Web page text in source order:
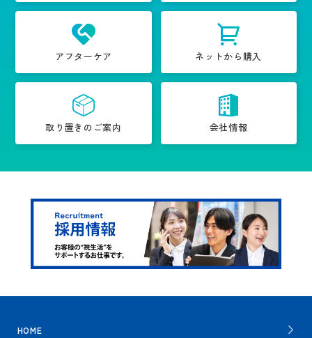
アフターケア ネットから購入
取り置きのご案内 会社情報
HOME